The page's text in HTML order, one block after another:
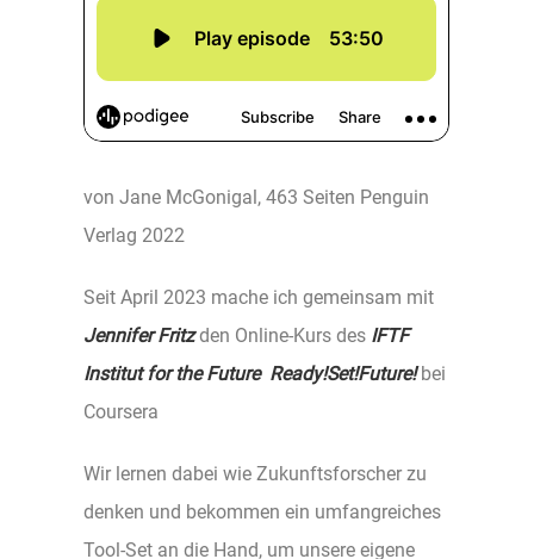
von Jane McGonigal, 463 Seiten Penguin
Verlag 2022
Seit April 2023 mache ich gemeinsam mit
Jennifer Fritzden Online-Kurs des IFTF
Institut for the Future Ready!Set!Future! bei
Coursera
Wir lernen dabei wie Zukunftsforscher zu
denken und bekommen ein umfangreiches
Tool-Set an die Hand, um unsere eigene